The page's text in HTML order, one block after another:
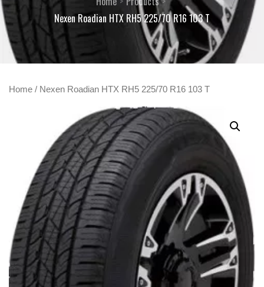
Nexen Roadian HTX RH5 225/70 R16 103 T
Home / Nexen Roadian HTX RH5 225/70 R16 103 T